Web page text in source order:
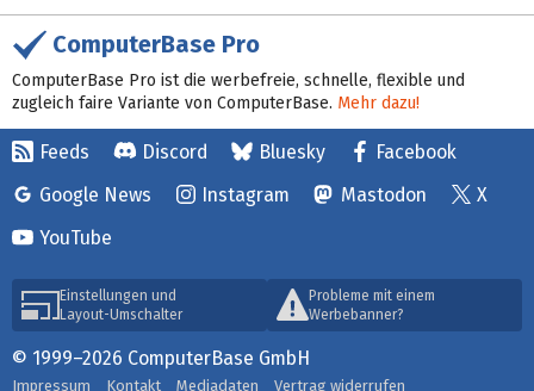
ComputerBase Pro
ComputerBase Pro ist die werbefreie, schnelle, flexible und
zugleich faire Variante von ComputerBase. Mehr dazu!
Feeds Discord Bluesky
Facebook
Google News
Instagram Mastodon
X
YouTube
Einstellungen und
Layout-Umschalter
Probleme mit einem
Werbebanner?
© 1999–2026 ComputerBase GmbH
Impressum Kontakt Mediadaten Vertrag widerrufen